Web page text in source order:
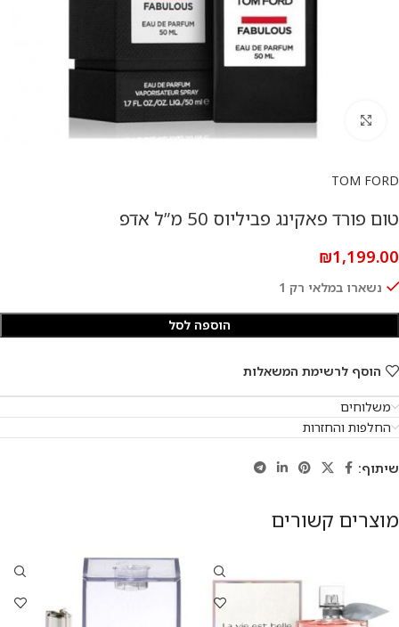
להגדלת התמונה
TOM FORD
טום פורד פאקינג פביליוס 50 מ”ל אדפ
₪1,199.00
נשארו במלאי רק 1
הוספה לסל
הוסף לרשימת המשאלות
משלוחים
החלפות והחזרות
שיתוף:
מוצרים קשורים